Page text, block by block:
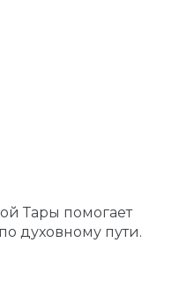
Тары помогает
духовному пути.